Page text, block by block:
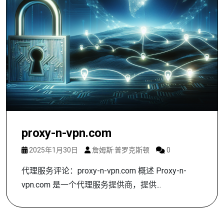
proxy-n-vpn.com
2025年1月30日 詹姆斯·普罗克斯顿 0
代理服务评论：proxy-n-vpn.com 概述 Proxy-n-
vpn.com 是一个代理服务提供商，提供...